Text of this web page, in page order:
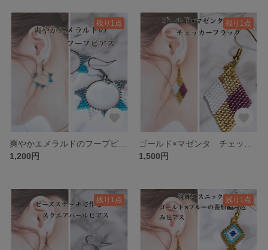
残り1点
1,200円
残り1点
1,500円
残り1点 残り1点